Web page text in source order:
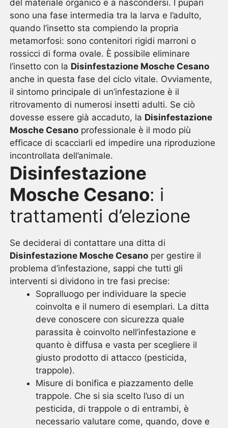
del materiale organico e a nascondersi. I pupari
sono una fase intermedia tra la larva e l’adulto,
quando l’insetto sta compiendo la propria
metamorfosi: sono contenitori rigidi marroni o
rossicci di forma ovale. È possibile eliminare
l’insetto con la Disinfestazione Mosche Cesano
anche in questa fase del ciclo vitale. Ovviamente,
il sintomo principale di un’infestazione è il
ritrovamento di numerosi insetti adulti. Se ciò
dovesse essere già accaduto, la Disinfestazione
Mosche Cesano professionale è il modo più
efficace di scacciarli ed impedire una riproduzione
incontrollata dell’animale.
Disinfestazione
Mosche Cesano: i
trattamenti d’elezione
Se deciderai di contattare una ditta di
Disinfestazione Mosche Cesano per gestire il
problema d’infestazione, sappi che tutti gli
interventi si dividono in tre fasi precise:
Sopralluogo per individuare la specie
coinvolta e il numero di esemplari. La ditta
deve conoscere con sicurezza quale
parassita è coinvolto nell’infestazione e
quanto è diffusa e vasta per scegliere il
giusto prodotto di attacco (pesticida,
trappole).
Misure di bonifica e piazzamento delle
trappole. Che si sia scelto l’uso di un
pesticida, di trappole o di entrambi, è
necessario valutare come, quando, dove e